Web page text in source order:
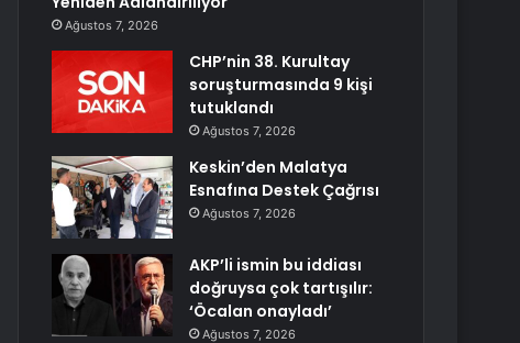
Ağustos 7, 2026
CHP’nin 38. Kurultay
soruşturmasında 9 kişi
tutuklandı
Ağustos 7, 2026
Keskin’den Malatya
Esnafına Destek Çağrısı
Ağustos 7, 2026
AKP’li ismin bu iddiası
doğruysa çok tartışılır:
‘Öcalan onayladı’
Ağustos 7, 2026